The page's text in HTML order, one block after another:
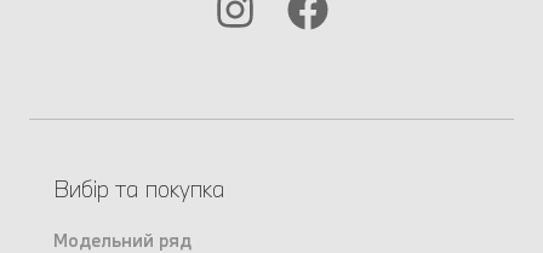
Вибір та покупка
Модельний ряд